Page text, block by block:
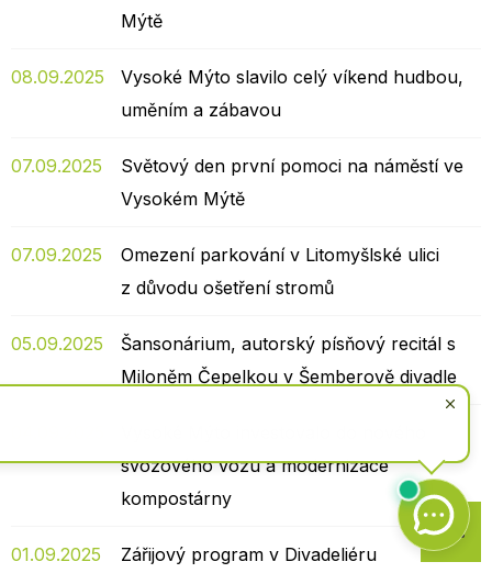
Mýtě
08.09.2025
Vysoké Mýto slavilo celý víkend hudbou,
uměním a zábavou
07.09.2025
Světový den první pomoci na náměstí ve
Vysokém Mýtě
07.09.2025
Omezení parkování v Litomyšlské ulici
z důvodu ošetření stromů
05.09.2025
Šansonárium, autorský písňový recitál s
Miloněm Čepelkou v Šemberově divadle
svozového vozu a modernizace
kompostárny
01.09.2025 Zářijový program v Divadeliéru
Zpět
na
začátek